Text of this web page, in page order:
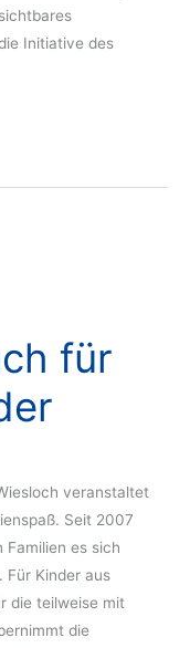
Initiative des
für
veranstaltet
Seit 2007
Familien es sich
Für Kinder aus
die teilweise mit
die